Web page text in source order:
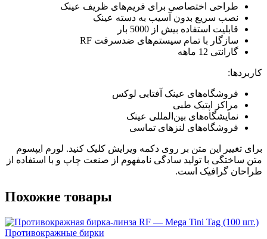
طراحی اختصاصی برای فریم‌های ظریف عینک
نصب سریع بدون آسیب به دسته عینک
قابلیت استفاده بیش از 5000 بار
سازگار با تمام سیستم‌های ضدسرقت RF
گارانتی 12 ماهه
کاربردها:
فروشگاه‌های عینک آفتابی لوکس
مراکز اپتیک طبی
نمایشگاه‌های بین‌المللی عینک
فروشگاه‌های لنزهای تماسی
برای تغییر این متن بر روی دکمه ویرایش کلیک کنید. لورم ایپسوم
متن ساختگی با تولید سادگی نامفهوم از صنعت چاپ و با استفاده از
طراحان گرافیک است.
Похожие товары
Противокражные бирки